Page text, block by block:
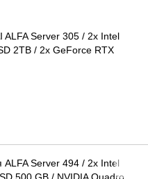
ALFA Server 305 / 2х Intel
2TB / 2x GeForce RTX